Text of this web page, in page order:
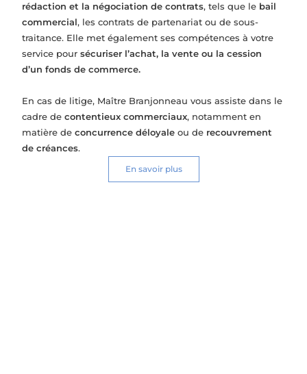
rédaction et la négociation de contrats, tels que le bail
commercial, les contrats de partenariat ou de sous-
traitance. Elle met également ses compétences à votre
service poursécuriser l’achat, la vente ou la cession
d’un fonds de commerce.
En cas de litige, Maître Branjonneau vous assiste dans le
cadre decontentieux commerciaux, notamment en
matière deconcurrence déloyale ou de recouvrement
de créances.
En savoir plus